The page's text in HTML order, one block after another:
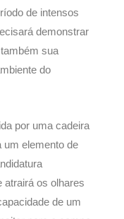
de intensos
demonstrar
sua
do
por uma cadeira
um elemento de
os olhares
de um